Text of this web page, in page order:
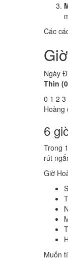
Các
Ngày
Thìn
0 1 2 3
Hoàng
6
Trong
rút
Giờ
Muốn